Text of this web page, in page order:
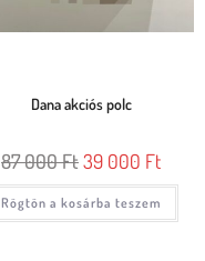
Dana akciós polc
87 000Ft39 000 Ft
Rögtön a kosárba teszem